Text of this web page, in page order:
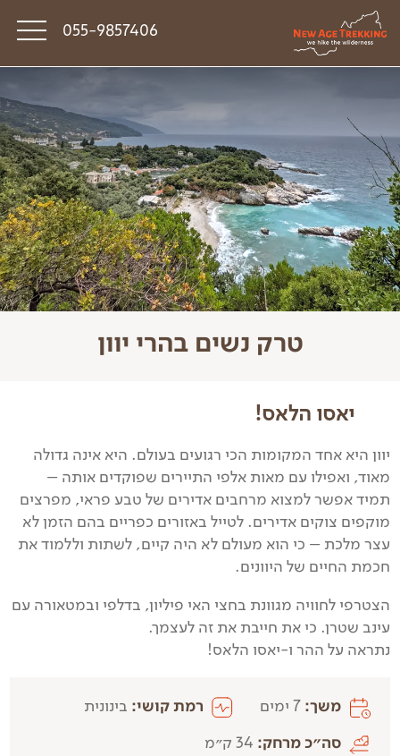
055-9857406
סיפורי דרך
פודקאסט טראק טוק
תקנון
טרק נשים בהרי יוון
יאסו הלאס!
יוון היא אחד המקומות הכי רגועים בעולם. היא אינה גדולה
מאוד, ואפילו עם מאות אלפי התיירים שפוקדים אותה –
תמיד אפשר למצוא מרחבים אדירים של טבע פראי, מפרצים
מוקפים צוקים אדירים. לטייל באזורים כפריים בהם הזמן לא
עצר מלכת – כי הוא מעולם לא היה קיים, לשתות וללמוד את
חכמת החיים של היוונים.
הצטרפי לחוויה מגוונת בחצי האי פיליון, בדלפי ובמטאורה עם
עינב שטרן. כי את חייבת את זה לעצמך.
נתראה על ההר ו-יאסו הלאס!
משך: 7 ימים רמת קושי: בינונית
סה״כ מרחק: